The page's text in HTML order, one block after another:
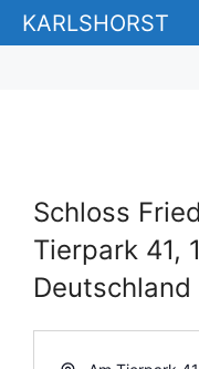
Zum
InhaltKARLSHORST
Schloss
Tierpark 41,
Deutschland